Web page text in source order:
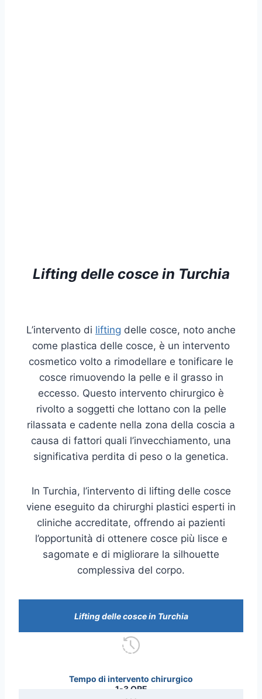
Lifting delle cosce in Turchia
L’intervento di lifting delle cosce, noto anche
come plastica delle cosce, è un intervento
cosmetico volto a rimodellare e tonificare le
cosce rimuovendo la pelle e il grasso in
eccesso. Questo intervento chirurgico è
rivolto a soggetti che lottano con la pelle
rilassata e cadente nella zona della coscia a
causa di fattori quali l’invecchiamento, una
significativa perdita di peso o la genetica.
In Turchia, l’intervento di lifting delle cosce
viene eseguito da chirurghi plastici esperti in
cliniche accreditate, offrendo ai pazienti
l’opportunità di ottenere cosce più lisce e
sagomate e di migliorare la silhouette
complessiva del corpo.
Lifting delle cosce in Turchia
Tempo di intervento chirurgico
1-3 ORE